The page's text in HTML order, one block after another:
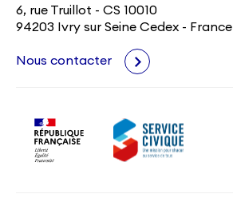
6, rue Truillot - CS 10010
94203 Ivry sur Seine Cedex - France
Nous contacter